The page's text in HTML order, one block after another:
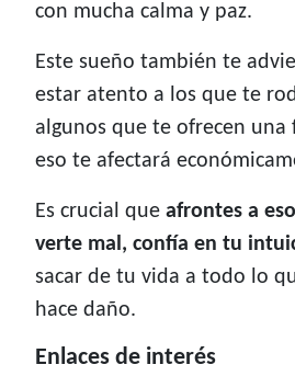
con mucha calma y paz.
Este sueño también te
estar atento a los que te
algunos que te ofrecen una
eso te afectará
Es crucial que afrontes a
verte mal, confía en tu
sacar de tu vida a todo lo
hace daño.
Enlaces de interés